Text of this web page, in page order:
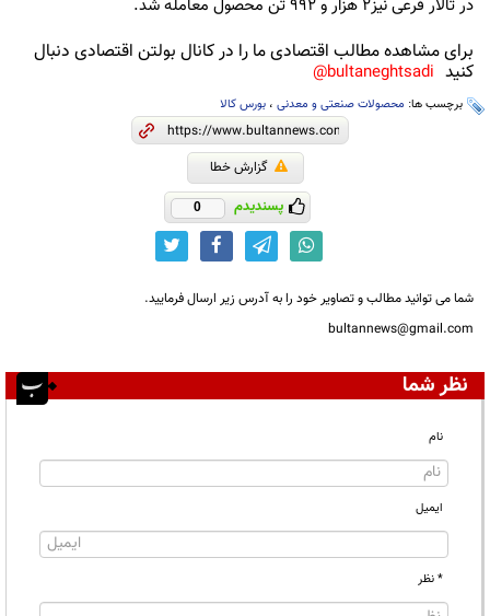
در تالار فرعی نیز۲ هزار و ۹۹۲ تن محصول معامله شد.
برای مشاهده مطالب اقتصادی ما را در کانال بولتن اقتصادی دنبال
کنید bultaneghtsadi@
برچسب ها: محصولات صنعتی و معدنی ، بورس کالا
گزارش خطا
پسندیدم 0
شما می توانید مطالب و تصاویر خود را به آدرس زیر ارسال فرمایید.
bultannews@gmail.com
نظر شما
نام
ایمیل
* نظر